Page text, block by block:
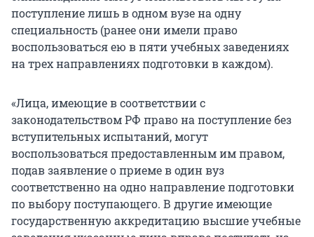
поступление лишь в одном вузе на одну
специальность (ранее они имели право
воспользоваться ею в пяти учебных заведениях
на трех направлениях подготовки в каждом).
«Лица, имеющие в соответствии с
законодательством РФ право на поступление без
вступительных испытаний, могут
воспользоваться предоставленным им правом,
подав заявление о приеме в один вуз
соответственно на одно направление подготовки
по выбору поступающего. В другие имеющие
государственную аккредитацию высшие учебные